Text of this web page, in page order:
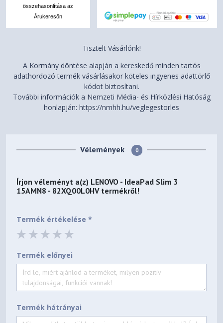
összehasonlítása az
Árukeresőn
Tisztelt Vásárlónk!
A Kormány döntése alapján a kereskedő minden tartós
adathordozó termék vásárlásakor köteles ingyenes adattörlő
kódot biztosítani.
További információk a Nemzeti Média- és Hírközlési Hatóság
honlapján: https://nmhh.hu/veglegestorles
Vélemények 0
Írjon véleményt a(z) LENOVO - IdeaPad Slim 3
15AMN8 - 82XQ00L0HVtermékről!
Termék értékelése *
Termék előnyei
Termék hátrányai